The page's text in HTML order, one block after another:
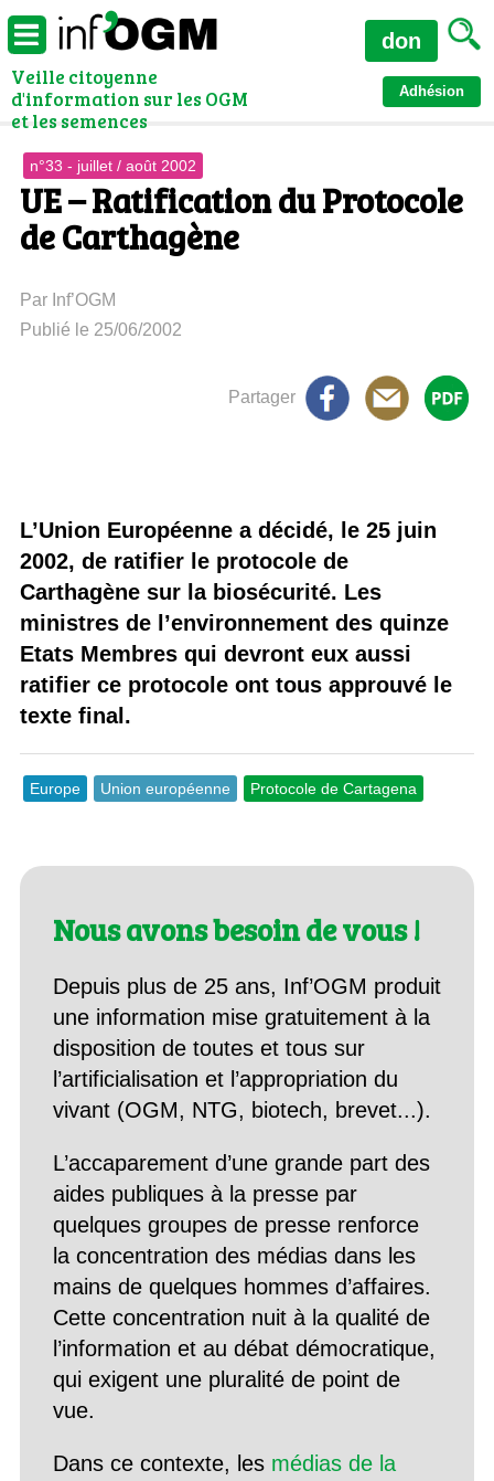
Veille citoyenne
d'information sur les OGM
et les semences
Adhésion
don
n°33 - juillet / août 2002
UE – Ratification du Protocole
de Carthagène
Par Inf’OGM
Publié le 25/06/2002
Partager
L’Union Européenne a décidé, le 25 juin
2002, de ratifier le protocole de
Carthagène sur la biosécurité. Les
ministres de l’environnement des quinze
Etats Membres qui devront eux aussi
ratifier ce protocole ont tous approuvé le
texte final.
Europe Union européenne Protocole de Cartagena
Nous avons besoin de vous !
Depuis plus de 25 ans, Inf’OGM produit
une information mise gratuitement à la
disposition de toutes et tous sur
l’artificialisation et l’appropriation du
vivant (OGM, NTG, biotech, brevet...).
L’accaparement d’une grande part des
aides publiques à la presse par
quelques groupes de presse renforce
la concentration des médias dans les
mains de quelques hommes d’affaires.
Cette concentration nuit à la qualité de
l’information et au débat démocratique,
qui exigent une pluralité de point de
vue.
Dans ce contexte, les médias de la